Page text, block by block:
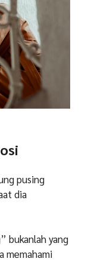
pusing
dia
bukanlah yang
memahami